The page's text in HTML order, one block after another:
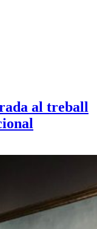
al treball